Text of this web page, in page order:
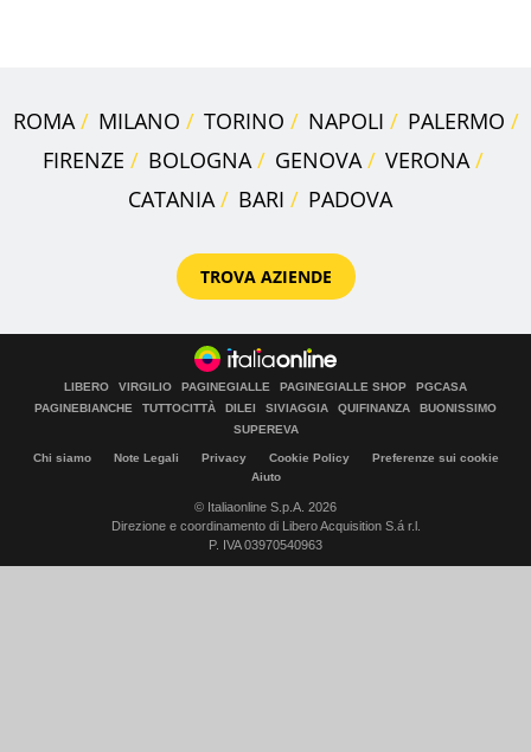
ROMA MILANO TORINO NAPOLI
PALERMO
FIRENZE
BOLOGNA GENOVA
VERONA
CATANIA
BARI PADOVA
TROVA AZIENDE
LIBERO VIRGILIO PAGINEGIALLE PAGINEGIALLE SHOP
PGCASA
PAGINEBIANCHE
TUTTOCITTÀ DILEI SIVIAGGIA QUIFINANZA
BUONISSIMO
SUPEREVA
Chi siamo Note Legali Privacy Cookie Policy
Preferenze sui cookie
Aiuto
© Italiaonline S.p.A. 2026
Direzione e coordinamento di Libero Acquisition S.á r.l.
P. IVA 03970540963